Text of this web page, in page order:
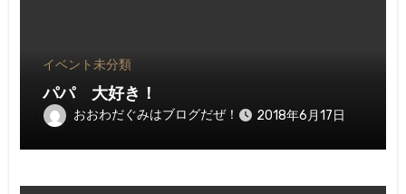
イベント未分類
パパ 大好き！
おおわだぐみはブログだぜ！ 2018年6月17日